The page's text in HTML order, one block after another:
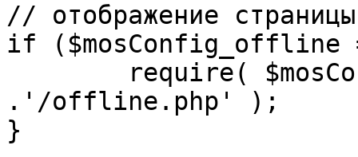
// отображение
if ($mosConfig_offline
.'/offline.php' );
}